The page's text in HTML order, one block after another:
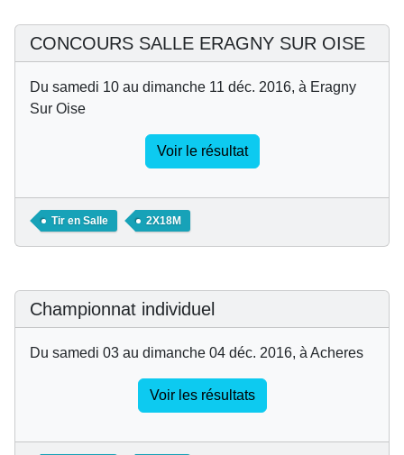
CONCOURS SALLE ERAGNY SUR OISE
Du samedi 10 au dimanche 11 déc. 2016, à Eragny
Sur Oise
Voir le résultat
Tir en Salle 2X18M
Championnat individuel
Du samedi 03 au dimanche 04 déc. 2016, à Acheres
Voir les résultats